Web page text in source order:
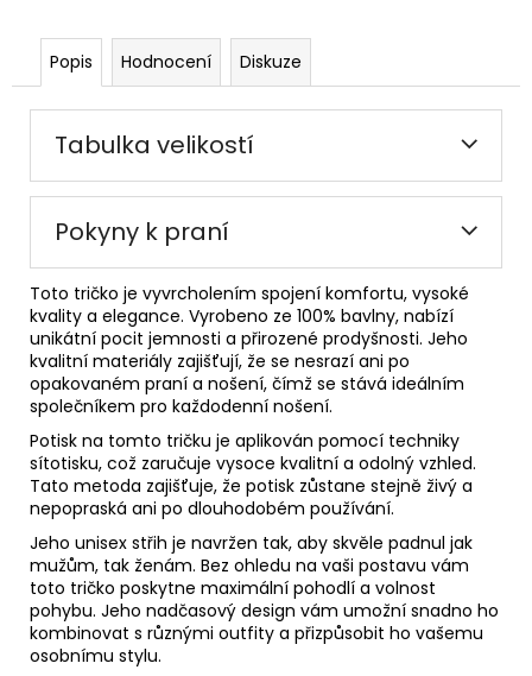
Popis Hodnocení Diskuze
Tabulka velikostí
Pokyny k praní
Toto tričko je vyvrcholením spojení komfortu, vysoké
kvality a elegance. Vyrobeno ze 100% bavlny, nabízí
unikátní pocit jemnosti a přirozené prodyšnosti. Jeho
kvalitní materiály zajišťují, že se nesrazí ani po
opakovaném praní a nošení, čímž se stává ideálním
společníkem pro každodenní nošení.
Potisk na tomto tričku je aplikován pomocí techniky
sítotisku, což zaručuje vysoce kvalitní a odolný vzhled.
Tato metoda zajišťuje, že potisk zůstane stejně živý a
nepopraská ani po dlouhodobém používání.
Jeho unisex střih je navržen tak, aby skvěle padnul jak
mužům, tak ženám. Bez ohledu na vaši postavu vám
toto tričko poskytne maximální pohodlí a volnost
pohybu. Jeho nadčasový design vám umožní snadno ho
kombinovat s různými outfity a přizpůsobit ho vašemu
osobnímu stylu.